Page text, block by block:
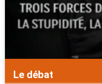
Le débat